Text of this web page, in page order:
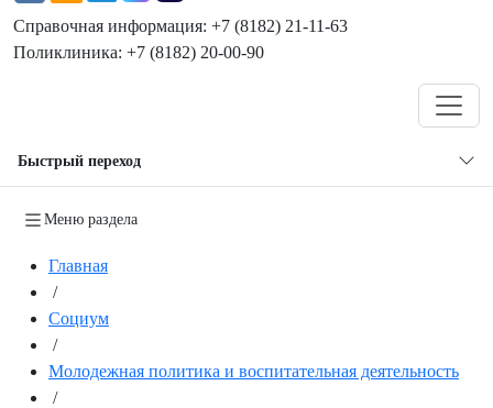
Справочная информация: +7 (8182) 21-11-63
Поликлиника: +7 (8182) 20-00-90
Быстрый переход
Меню раздела
Главная
/
Социум
/
Молодежная политика и воспитательная деятельность
/